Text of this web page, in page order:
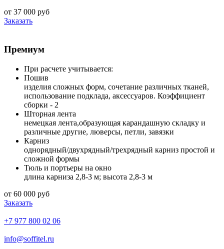
от 37 000 руб
Заказать
Премиум
При расчете учитывается:
Пошив
изделия сложных форм, сочетание различных тканей,
использование подклада, аксессуаров. Коэффициент
сборки - 2
Шторная лента
немецкая лента,образующая карандашную складку и
различные другие, люверсы, петли, завязки
Карниз
однорядный/двухрядный/трехрядный карниз простой и
сложной формы
Тюль и портьеры на окно
длина карниза 2,8-3 м; высота 2,8-3 м
от 60 000 руб
Заказать
+7 977 800 02 06
info@soffitel.ru